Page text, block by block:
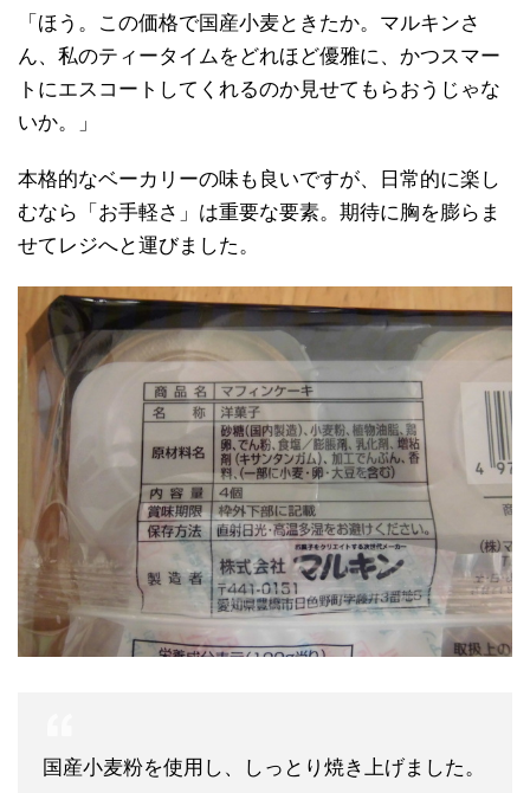
「ほう。この価格で国産小麦ときたか。マルキンさ
ん、私のティータイムをどれほど優雅に、かつスマー
トにエスコートしてくれるのか見せてもらおうじゃな
いか。」
本格的なベーカリーの味も良いですが、日常的に楽し
むなら「お手軽さ」は重要な要素。期待に胸を膨らま
せてレジへと運びました。
国産小麦粉を使用し、しっとり焼き上げました。